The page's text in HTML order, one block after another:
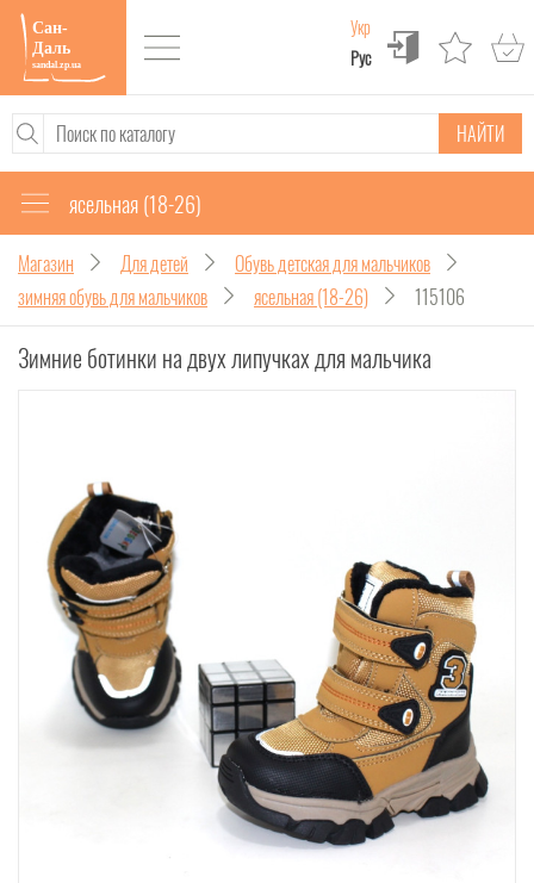
Укр
Рус
НАЙТИ
ясельная (18-26)
Магазин Для детей
Обувь детская для мальчиков
зимняя обувь для мальчиков
ясельная (18-26) 115106
Зимние ботинки на двух липучках для мальчика